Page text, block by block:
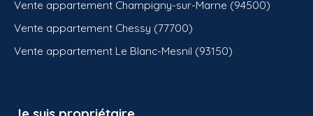
Vente appartement Champigny-sur-Marne (94500)
Vente appartement Chessy (77700)
Vente appartement Le Blanc-Mesnil (93150)